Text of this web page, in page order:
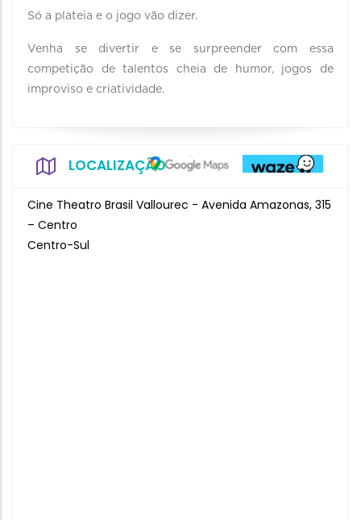
Só a plateia e o jogo vão dizer.
Venha se divertir e se surpreender com essa
competição de talentos cheia de humor, jogos de
improviso e criatividade.
LOCALIZAÇÃO
Cine Theatro Brasil Vallourec - Avenida Amazonas, 315
– Centro
Centro-Sul